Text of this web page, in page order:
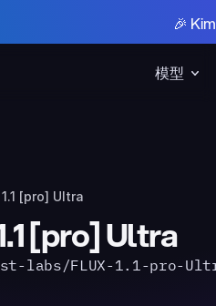
模型
🎉
1.1 [pro] Ultra
[pro] Ultra
labs/FLUX-1.1-pro-